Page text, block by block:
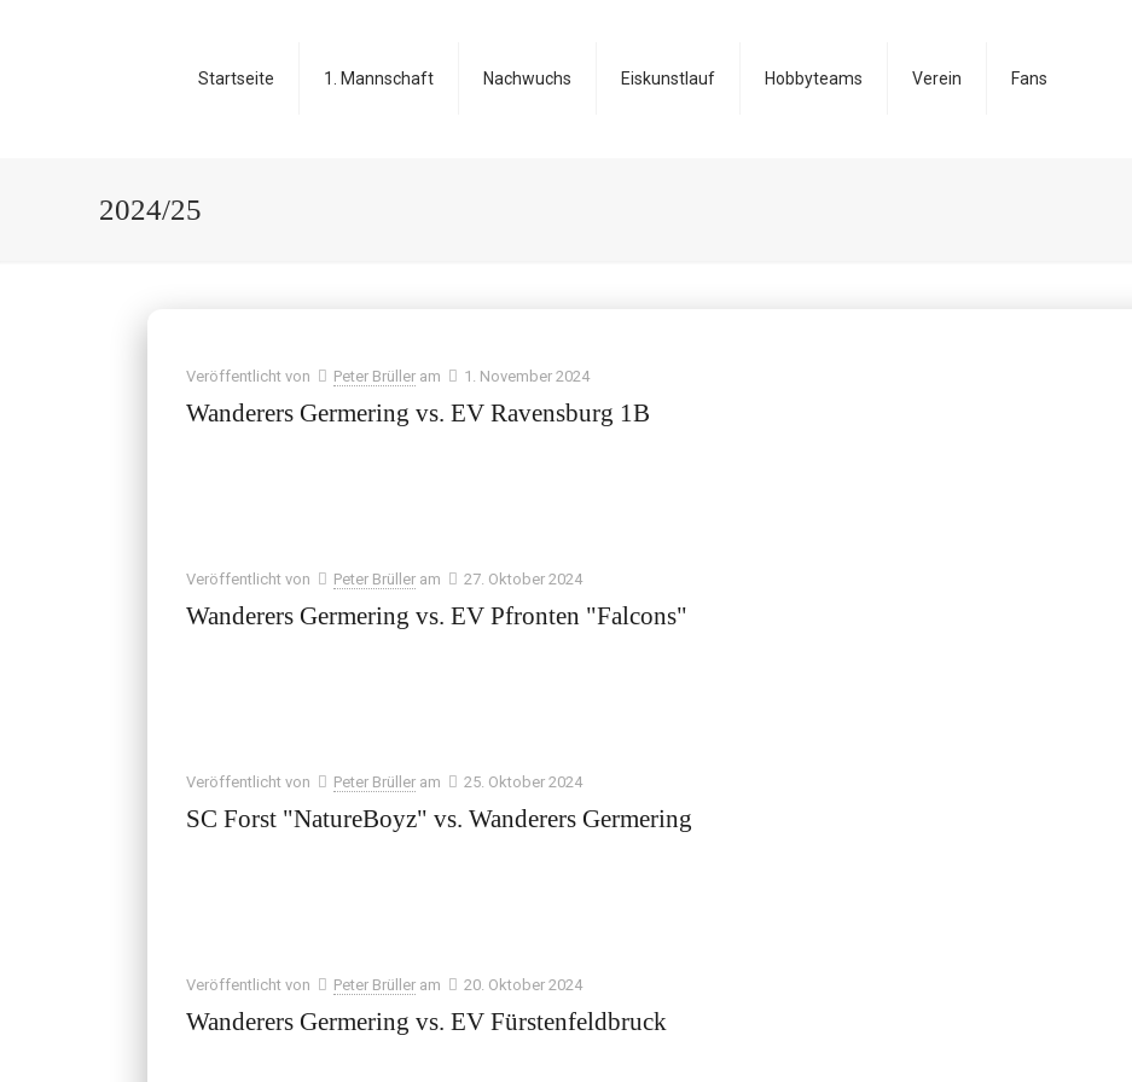
Startseite 1. Mannschaft Nachwuchs Eiskunstlauf Hobbyteams Verein Fans
2024/25
Veröffentlicht von Peter Brüller am 1. November 2024
Wanderers Germering vs. EV Ravensburg 1B
Veröffentlicht von Peter Brüller am 27. Oktober 2024
Wanderers Germering vs. EV Pfronten "Falcons"
Veröffentlicht von Peter Brüller am 25. Oktober 2024
SC Forst "NatureBoyz" vs. Wanderers Germering
Veröffentlicht von Peter Brüller am 20. Oktober 2024
Wanderers Germering vs. EV Fürstenfeldbruck